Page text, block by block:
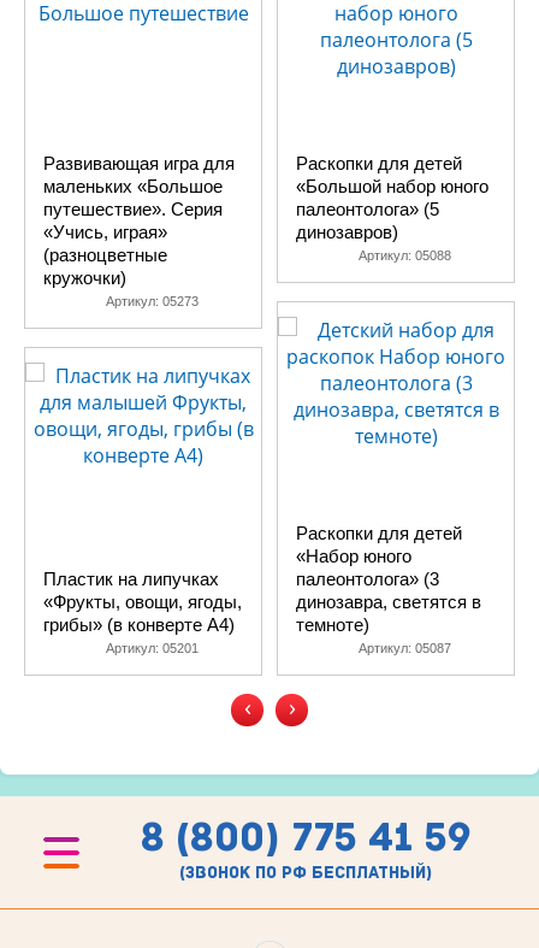
Развивающая игра для
маленьких «Большое
путешествие». Серия
«Учись, играя»
(разноцветные
кружочки)
Артикул: 05273
Пластик на липучках
«Фрукты, овощи, ягоды,
грибы» (в конверте A4)
Артикул: 05201
Раскопки для детей
«Большой набор юного
палеонтолога» (5
динозавров)
Артикул: 05088
Раскопки для детей
«Набор юного
палеонтолога» (3
динозавра, светятся в
темноте)
Артикул: 05087
‹ ›
8 (800) 775 41 59
(звонок по рф бесплатный)